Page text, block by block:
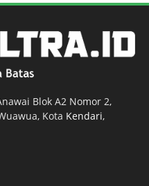
Blok A2 Nomor 2,
Kota Kendari,